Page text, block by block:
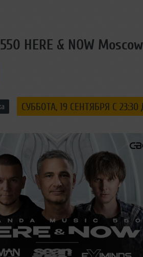
HERE & NOW Moscow
СУББОТА, 19 СЕНТЯБРЯ С